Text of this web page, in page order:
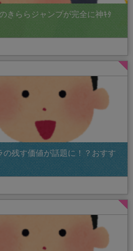
きららジャンプが完全に神ｷﾀ
の残す価値が話題に！？おすす